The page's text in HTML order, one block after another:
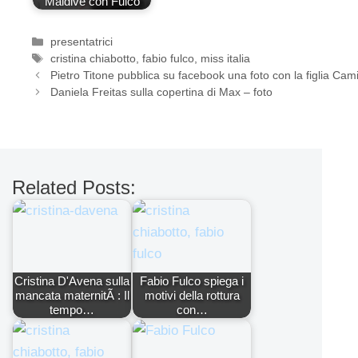
Categorie
presentatrici
Tag
cristina chiabotto,fabio fulco, miss italia
Pietro Titone pubblica su facebook una foto con la figlia
Daniela Freitas sulla copertina di Max – foto
Related Posts:
Cristina D'Avena sulla
mancata maternitÃ : Il
tempo…
Fabio Fulco spiega i
motivi della rottura
con…